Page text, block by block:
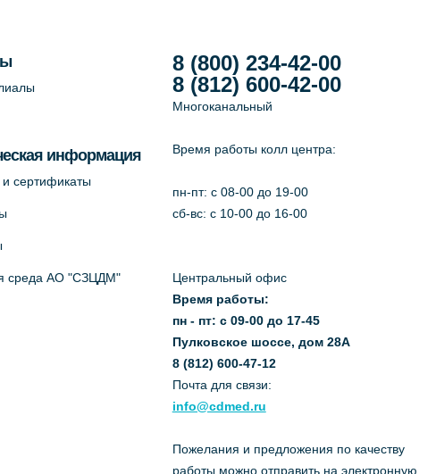
информация
сертификаты
среда АО "СЗЦДМ"
8 (800) 234-42-00
8 (812) 600-42-00
Многоканальный
Время работы колл центра:
пн-пт: c 08-00 до 19-00
сб-вс: с 10-00 до 16-00
Центральный офис
Время работы:
пн - пт: с 09-00 до 17-45
Пулковское шоссе, дом 28А
8 (812) 600-47-12
Почта для связи:
info@cdmed.ru
Пожелания и предложения по качеству
работы можно отправить на электронную